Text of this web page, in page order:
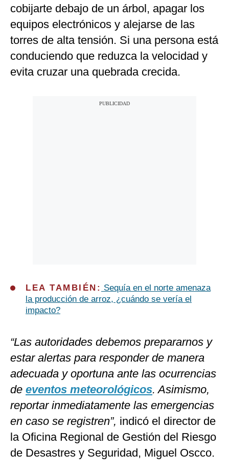
cobijarte debajo de un árbol, apagar los
equipos electrónicos y alejarse de las
torres de alta tensión. Si una persona está
conduciendo que reduzca la velocidad y
evita cruzar una quebrada crecida.
LEA TAMBIÉN: Sequía en el norte amenaza
la producción de arroz, ¿cuándo se vería el
impacto?
“Las autoridades debemos prepararnos y
estar alertas para responder de manera
adecuada y oportuna ante las ocurrencias
de eventos meteorológicos. Asimismo,
reportar inmediatamente las emergencias
en caso se registren”, indicó el director de
la Oficina Regional de Gestión del Riesgo
de Desastres y Seguridad, Miguel Oscco.